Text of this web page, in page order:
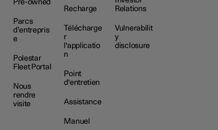
Pre-owned
Parcs
d’entrepris
e
Polestar
Fleet Portal
Nous
rendre
visite
Recharge
Télécharge
r
l'applicatio
n
Point
d'entretien
Assistance
Manuel
Relations
Vulnerabilit
y
disclosure